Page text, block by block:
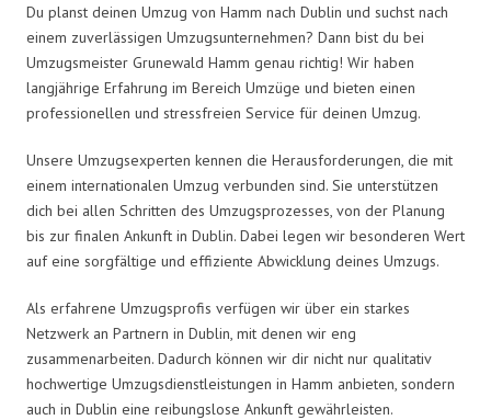
Du planst deinen Umzug von Hamm nach Dublin und suchst nach
einem zuverlässigen Umzugsunternehmen? Dann bist du bei
Umzugsmeister Grunewald Hamm genau richtig! Wir haben
langjährige Erfahrung im Bereich Umzüge und bieten einen
professionellen und stressfreien Service für deinen Umzug.
Unsere Umzugsexperten kennen die Herausforderungen, die mit
einem internationalen Umzug verbunden sind. Sie unterstützen
dich bei allen Schritten des Umzugsprozesses, von der Planung
bis zur finalen Ankunft in Dublin. Dabei legen wir besonderen Wert
auf eine sorgfältige und effiziente Abwicklung deines Umzugs.
Als erfahrene Umzugsprofis verfügen wir über ein starkes
Netzwerk an Partnern in Dublin, mit denen wir eng
zusammenarbeiten. Dadurch können wir dir nicht nur qualitativ
hochwertige Umzugsdienstleistungen in Hamm anbieten, sondern
auch in Dublin eine reibungslose Ankunft gewährleisten.